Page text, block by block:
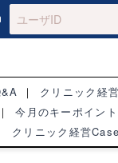
クリニック経
今月のキーポイント
クリニック経営